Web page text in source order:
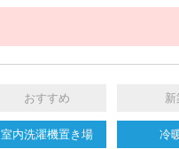
おすすめ 新
室内洗濯機置き場 冷